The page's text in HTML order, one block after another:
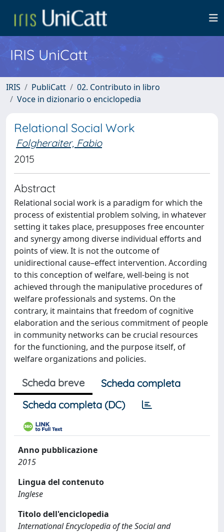
IRIS UniCatt
IRIS PubliCatt
02. Contributo in libro
Voce in dizionario o enciclopedia
Relational Social Work
Folgheraiter, Fabio
2015
Abstract
Relational social work is a paradigm for which the
process of existential problem solving, in whatever
setting it takes place, presupposes free encounter
and synergy among diverse individual efforts and
points of view. It is not the outcome of
unidirectional cause–effect intervention. According
to this conception of welfare, well-being is not
achieved through the manipulative procedures of
welfare professionals and systems. On the
contrary, it maintains that freedom of cognitive
elaboration and the serious commitment of people
in community networks can be crucial resources
for the functioning, and the purpose itself, of
welfare organizations and policies.
Scheda breve
Scheda completa
Scheda completa (DC)
Anno pubblicazione
2015
Lingua del contenuto
Inglese
Titolo dell'enciclopedia
International Encyclopedia of the Social and